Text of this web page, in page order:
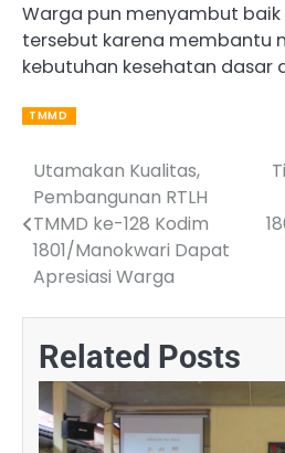
Warga pun menyambut
tersebut karena membantu
kebutuhan kesehatan dasar
TMMD
Post
navigation
Utamakan Kualitas,
Pembangunan RTLH
TMMD ke-128 Kodim
1801/Manokwari Dapat
Apresiasi Warga
Related Posts